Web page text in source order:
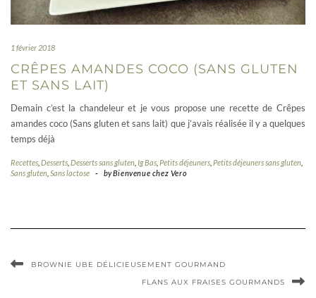
1 février 2018
CRÊPES AMANDES COCO (SANS GLUTEN
ET SANS LAIT)
Demain c’est la chandeleur et je vous propose une recette de Crêpes
amandes coco (Sans gluten et sans lait) que j’avais réalisée il y a quelques
temps déjà
Recettes Desserts Desserts sans gluten Ig Bas Petits déjeuners Petits déjeuners sans gluten
Sans gluten Sans lactose - byBienvenue chez Vero
BROWNIE UBE DÉLICIEUSEMENT GOURMAND
FLANS AUX FRAISES GOURMANDS